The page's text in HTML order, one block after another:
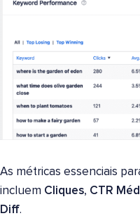
As métricas essenciais
incluem Cliques, CTR
Diff.